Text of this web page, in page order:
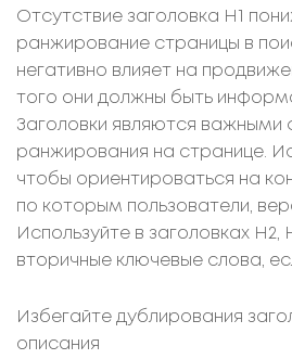
Отсутствие заголовка H1
ранжирование страницы в
негативно влияет на
того они должны быть
Заголовки являются важными
ранжирования на странице.
чтобы ориентироваться на
по которым пользователи,
Используйте в заголовках H2,
вторичные ключевые слова,
Избегайте дублирования
описания